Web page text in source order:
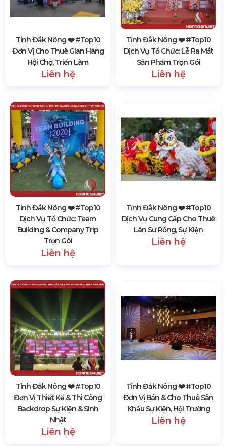
Tỉnh Đắk Nông ❤️️ #top10
Đơn Vị Cho Thuê Gian Hàng
Hội Chợ, Triển Lãm
Liên hệ
Tỉnh Đắk Nông ❤️️ #top10
Dịch Vụ Tổ Chức: Lễ Ra Mắt
Sản Phẩm Trọn Gói
Liên hệ
Tỉnh Đắk Nông ❤️️ #top10
Dịch Vụ Tổ Chức: Team
Building & Company Trip
Trọn Gói
Liên hệ
Tỉnh Đắk Nông ❤️️ #top10
Dịch Vụ Cung Cấp Cho Thuê
Lân Sư Rồng, Sự Kiện
Liên hệ
Tỉnh Đắk Nông ❤️️ #top10
Đơn Vị Thiết Kế & Thi Công
Backdrop Sự Kiện & Sinh
Nhật
Liên hệ
Tỉnh Đắk Nông ❤️️ #top10
Đơn Vị Bán & Cho Thuê Sân
Khấu Sự Kiện, Hội Trường
Liên hệ